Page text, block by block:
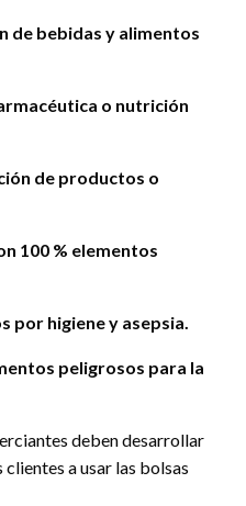
de bebidas y alimentos
o nutrición
de productos o
100 % elementos
por higiene y asepsia.
peligrosos para la
deben desarrollar
a usar las bolsas